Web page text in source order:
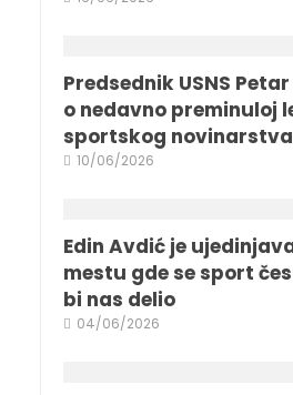
Predsednik USNS
o nedavno preminuloj
sportskog
10/06/2026
Edin Avdić je
mestu gde se sport
bi nas delio
04/06/2026